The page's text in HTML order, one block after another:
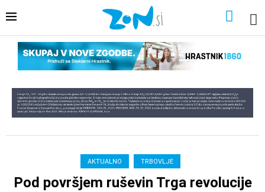
AKTUALNO TRBOVLJE
Pod površjem ruševin Trga revolucije